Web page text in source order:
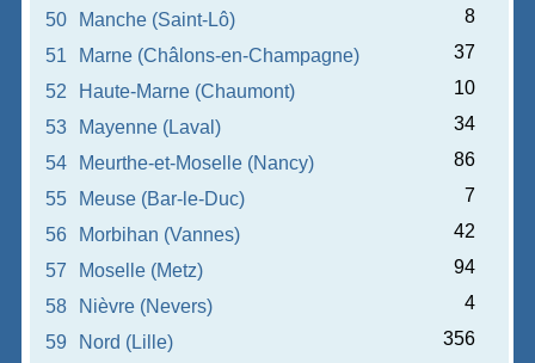
50
Manche (Saint-Lô)
8
51
Marne (Châlons-en-Champagne)
37
52
Haute-Marne (Chaumont)
10
53
Mayenne (Laval)
34
54
Meurthe-et-Moselle (Nancy)
86
55
Meuse (Bar-le-Duc)
7
56
Morbihan (Vannes)
42
57
Moselle (Metz)
94
58
Nièvre (Nevers)
4
59
Nord (Lille)
356